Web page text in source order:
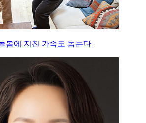
봄에 지친 가족도 돕는다